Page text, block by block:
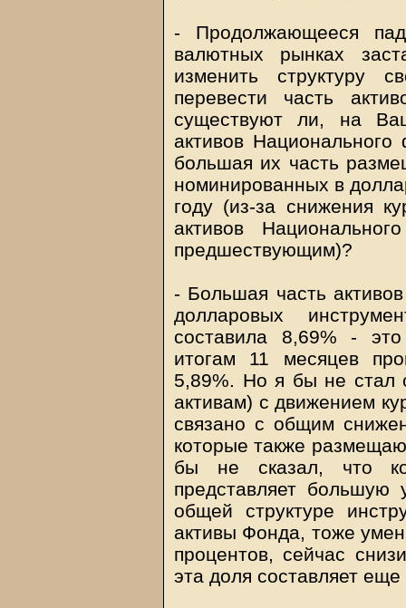
- Продолжающееся
валютных рынках
изменить структуру
перевести часть
существуют ли, на
активов
большая их часть
номинированных в
году (из-за снижения
активов
предшествующим)?
- Большая часть
долларовых
составила 8,69% -
итогам 11 месяцев
5,89%. Но я бы не стал
активам) с движением
связано с общим
которые также
бы не сказал, что
представляет
общей структуре
активы Фонда, тоже
процентов, сейчас
эта доля составляет